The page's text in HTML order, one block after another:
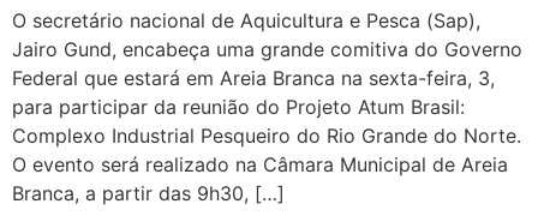
O secretário nacional de Aquicultura e Pesca (Sap),
Jairo Gund, encabeça uma grande comitiva do Governo
Federal que estará em Areia Branca na sexta-feira, 3,
para participar da reunião do Projeto Atum Brasil:
Complexo Industrial Pesqueiro do Rio Grande do Norte.
O evento será realizado na Câmara Municipal de Areia
Branca, a partir das 9h30, […]